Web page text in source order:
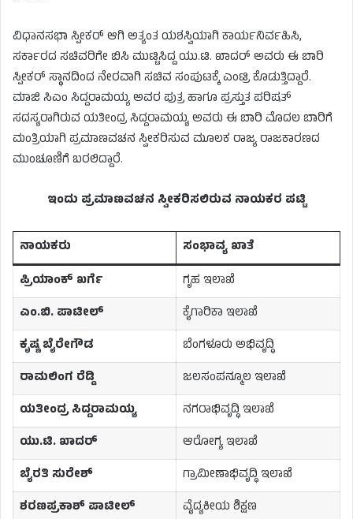
ವಿಧಾನಸಭಾ ಸ್ಪೀಕರ್ ಆಗಿ ಅತ್ಯಂತ ಯಶಸ್ವಿಯಾಗಿ ಕಾರ್ಯನಿರ್ವಹಿಸಿ,
ಸರ್ಕಾರದ ಸಚಿವರಿಗೇ ಬಿಸಿ ಮುಟ್ಟಿಸಿದ್ದ ಯು.ಟಿ. ಖಾದರ್ ಅವರು ಈ ಬಾರಿ
ಸ್ಪೀಕರ್ ಸ್ಥಾನದಿಂದ ನೇರವಾಗಿ ಸಚಿವ ಸಂಪುಟಕ್ಕೆ ಎಂಟ್ರಿ ಕೊಡುತ್ತಿದ್ದಾರೆ.
ಮಾಜಿ ಸಿಎಂ ಸಿದ್ದರಾಮಯ್ಯ ಅವರ ಪುತ್ರ ಹಾಗೂ ಪ್ರಸ್ತುತ ಪರಿಷತ್
ಸದಸ್ಯರಾಗಿರುವ ಯತೀಂದ್ರ ಸಿದ್ದರಾಮಯ್ಯ ಅವರು ಈ ಬಾರಿ ಮೊದಲ ಬಾರಿಗೆ
ಮಂತ್ರಿಯಾಗಿ ಪ್ರಮಾಣವಚನ ಸ್ವೀಕರಿಸುವ ಮೂಲಕ ರಾಜ್ಯ ರಾಜಕಾರಣದ
ಮುಂಚೂಣಿಗೆ ಬರಲಿದ್ದಾರೆ.
ಇಂದು ಪ್ರಮಾಣವಚನ ಸ್ವೀಕರಿಸಲಿರುವ ನಾಯಕರ ಪಟ್ಟಿ
ನಾಯಕರು
ಸಂಭಾವ್ಯ ಖಾತೆ
ಪ್ರಿಯಾಂಕ್‌ ಖರ್ಗೆ
ಗೃಹ ಇಲಾಖೆ
ಎಂ.ಬಿ. ಪಾಟೀಲ್
ಕೈಗಾರಿಕಾ ಇಲಾಖೆ
ಕೃಷ್ಣ ಬೈರೇಗೌಡ
ಬೆಂಗಳೂರು ಅಭಿವೃದ್ಧಿ
ರಾಮಲಿಂಗ ರೆಡ್ಡಿ
ಜಲಸಂಪನ್ಮೂಲ ಇಲಾಖೆ
ಯತೀಂದ್ರ ಸಿದ್ದರಾಮಯ್ಯ
ನಗರಾಭಿವೃದ್ಧಿ ಇಲಾಖೆ
ಯು.ಟಿ. ಖಾದರ್
ಆರೋಗ್ಯ ಇಲಾಖೆ
ಬೈರತಿ ಸುರೇಶ್
ಗ್ರಾಮೀಣಾಭಿವೃದ್ಧಿ ಇಲಾಖೆ
ಶರಣಪ್ರಕಾಶ್ ಪಾಟೀಲ್
ವೈದ್ಯಕೀಯ ಶಿಕ್ಷಣ